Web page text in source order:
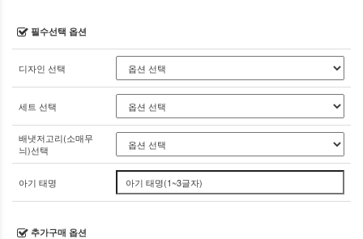
필수선택 옵션
디자인 선택
세트 선택
배냇저고리(소매무
늬)선택
아기 태명
추가구매 옵션